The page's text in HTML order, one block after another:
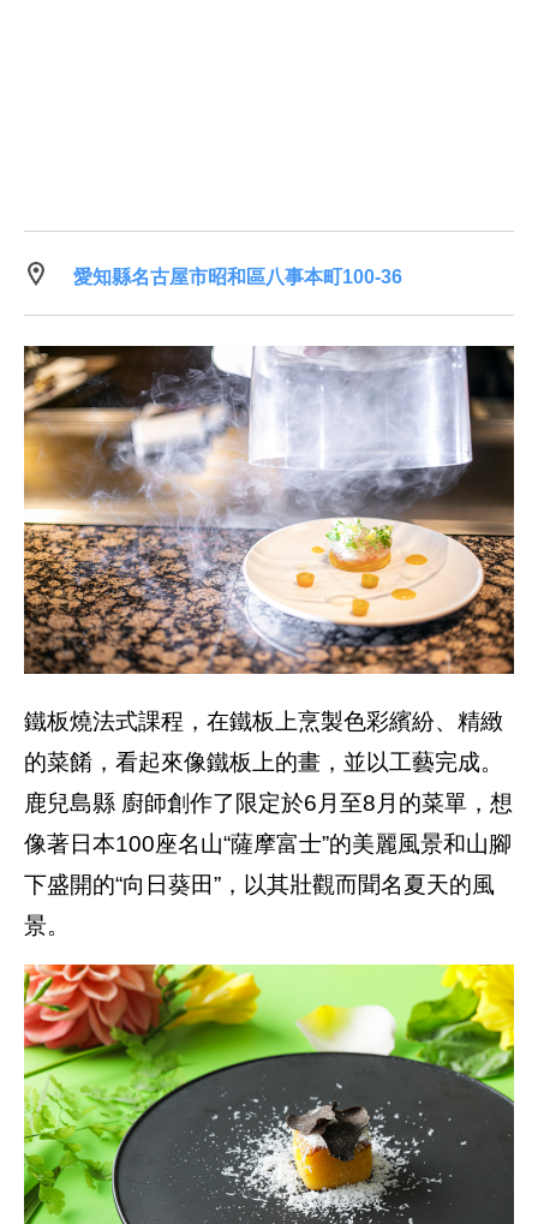
愛知縣名古屋市昭和區八事本町100-36
鐵板燒法式課程，在鐵板上烹製色彩繽紛、精緻
的菜餚，看起來像鐵板上的畫，並以工藝完成。
鹿兒島縣 廚師創作了限定於6月至8月的菜單，想
像著日本100座名山“薩摩富士”的美麗風景和山腳
下盛開的“向日葵田”，以其壯觀而聞名夏天的風
景。